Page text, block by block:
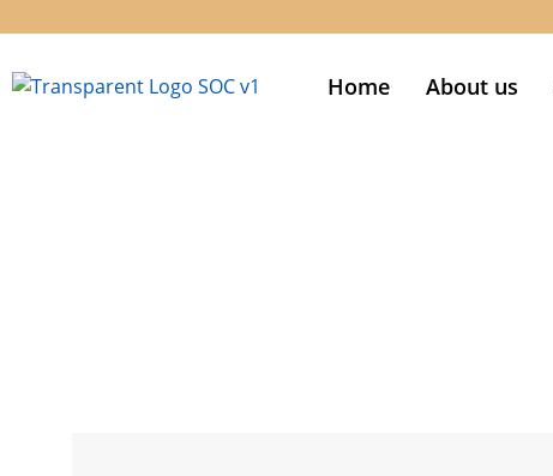
Home About us